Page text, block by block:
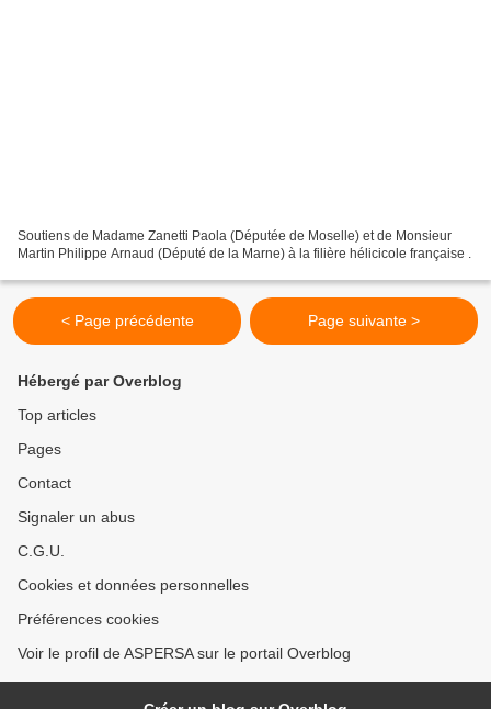
Soutiens de Madame Zanetti Paola (Députée de Moselle) et de Monsieur
Martin Philippe Arnaud (Député de la Marne) à la filière hélicicole française .
< Page précédente Page suivante >
Hébergé par Overblog
Top articles
Pages
Contact
Signaler un abus
C.G.U.
Cookies et données personnelles
Préférences cookies
Voir le profil de ASPERSA sur le portail Overblog